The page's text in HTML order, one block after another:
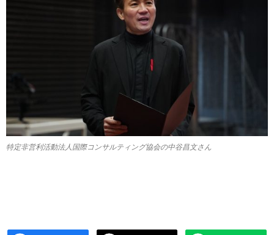
特定非営利活動法人国際コンサルティング協会の中谷昌文さん